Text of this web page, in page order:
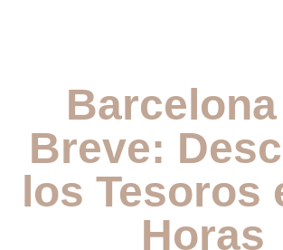
Breve:
los Tesoros
Horas